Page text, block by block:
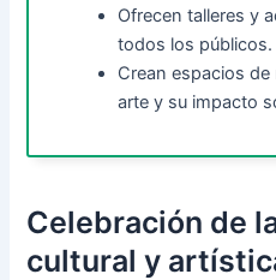
Ofrecen talleres y
todos los públicos.
Crean espacios
arte y su impacto
Celebración de
cultural y